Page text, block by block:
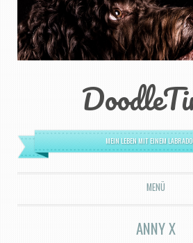
MEIN LEBEN MIT EINEM
MENÜ
ZUM INHALT SPRINGEN
ANNY X